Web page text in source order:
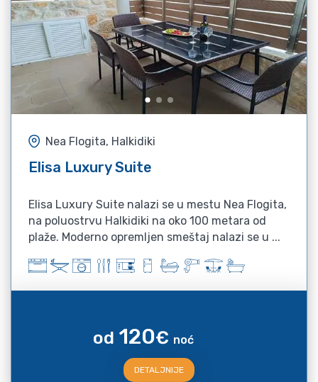
Nea Flogita, Halkidiki
Elisa Luxury Suite
Elisa Luxury Suite nalazi se u mestu Nea Flogita,
na poluostrvu Halkidiki na oko 100 metara od
plaže. Moderno opremljen smeštaj nalazi se u ...
od 120€ noć
DETALJNIJE